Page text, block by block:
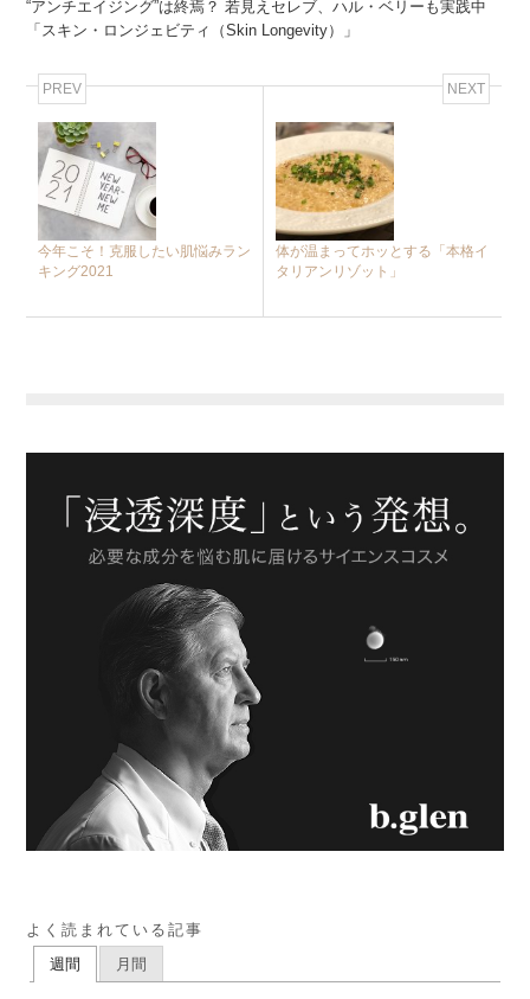
“アンチエイジング”は終焉？ 若見えセレブ、ハル・ベリーも実践中
「スキン・ロンジェビティ（Skin Longevity）」
PREV
今年こそ！克服したい肌悩みラン
キング2021
NEXT
体が温まってホッとする「本格イ
タリアンリゾット」
よく読まれている記事
週間 月間